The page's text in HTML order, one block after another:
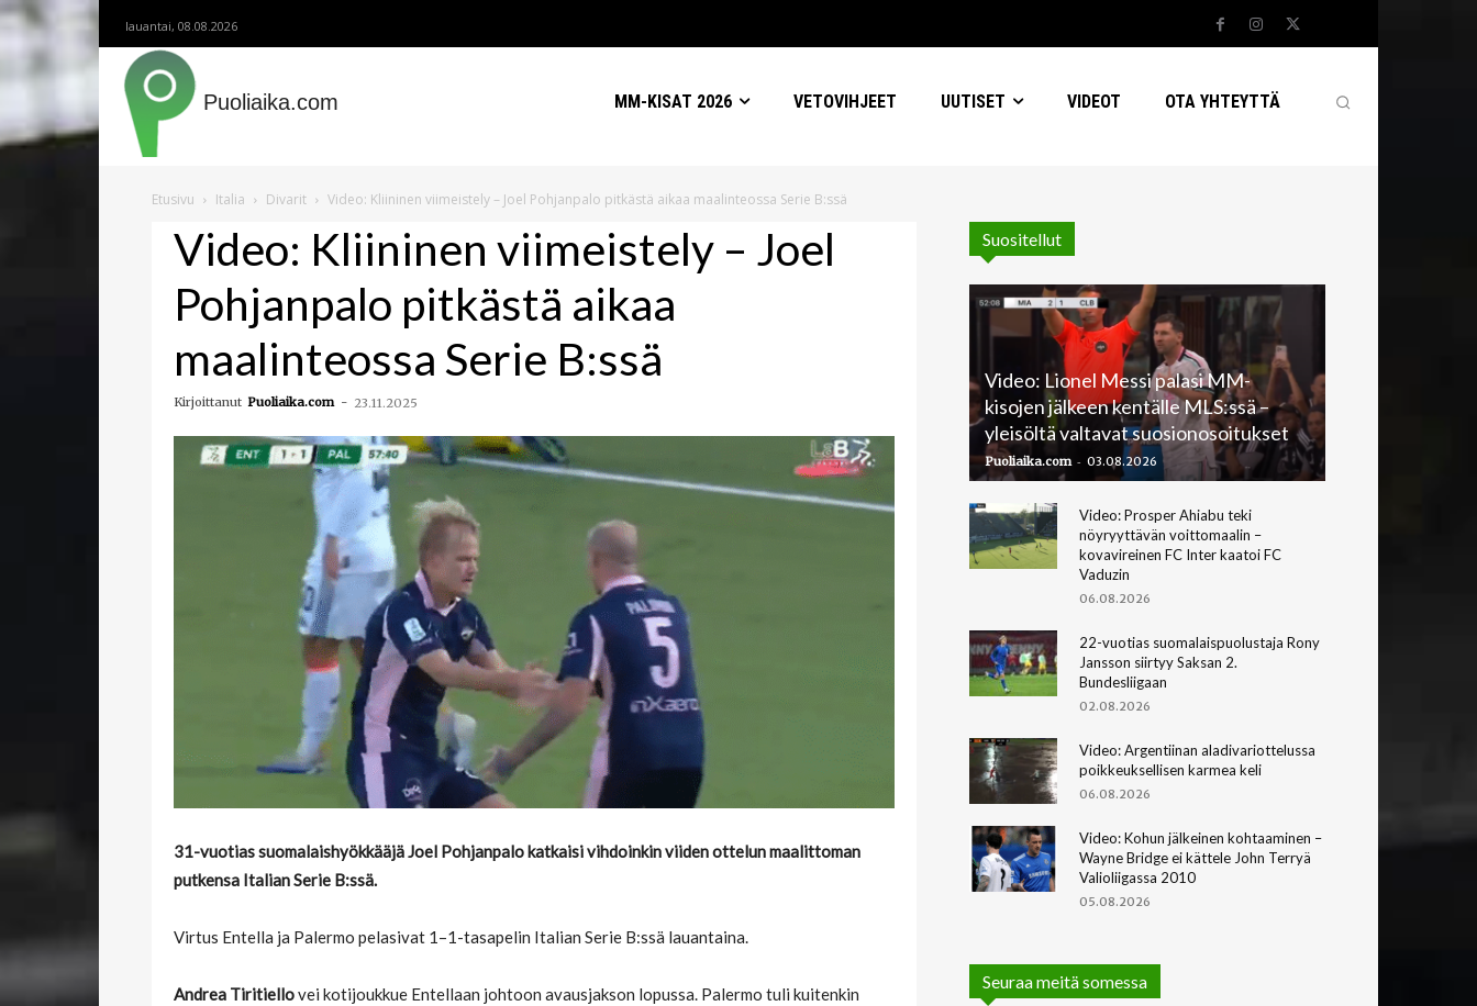
lauantai, 08.08.2026
Puoliaika.com MM-KISAT 2026 VETOVIHJEET UUTISET VIDEOT OTA YHTEYTTÄ
Etusivu Italia Divarit Video: Kliininen viimeistely – Joel Pohjanpalo pitkästä aikaa maalinteossa Serie B:ssä
Video: Kliininen viimeistely – Joel
Pohjanpalo pitkästä aikaa
maalinteossa Serie B:ssä
Kirjoittanut Puoliaika.com - 23.11.2025
31-vuotias suomalaishyökkääjä Joel Pohjanpalo katkaisi vihdoinkin viiden ottelun maalittoman
putkensa Italian Serie B:ssä.
Virtus Entella ja Palermo pelasivat 1–1-tasapelin Italian Serie B:ssä lauantaina.
Andrea Tiritiellovei kotijoukkue Entellaan johtoon avausjakson lopussa. Palermo tuli kuitenkin
Suositellut
Video: Lionel Messi palasi MM-
kisojen jälkeen kentälle MLS:ssä –
yleisöltä valtavat suosionosoitukset
Puoliaika.com - 03.08.2026
Video: Prosper Ahiabu teki
nöyryyttävän voittomaalin –
kovavireinen FC Inter kaatoi FC
Vaduzin
06.08.2026
22-vuotias suomalaispuolustaja Rony
Jansson siirtyy Saksan 2.
Bundesliigaan
02.08.2026
Video: Argentiinan aladivariottelussa
poikkeuksellisen karmea keli
06.08.2026
Video: Kohun jälkeinen kohtaaminen –
Wayne Bridge ei kättele John Terryä
Valioliigassa 2010
05.08.2026
Seuraa meitä somessa